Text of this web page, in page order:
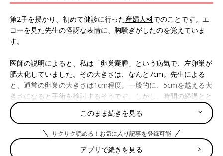
第2子を授かり、初めて健診に行った産婦人科でのことです。エ
コーを見た先生の怪訝な表情に、胸騒ぎがしたのを覚えていま
す。
医師の説明によると、私は「卵巣嚢腫」という病気で、左卵巣が
肥大化していました。その大きさは、なんと7cm。先生による
と、通常の卵巣の大きさは1cm程度。一般的に、5cmを越える大
きさになると手術を検討するそうです。しかし、時間の経過とと
もに小さくなる可能性もあるというので、次の健診まで経過観察
することになりました。
予想もしていなかった告知に不安がいっぱいで、私は我慢できず
にネットで調べてみました。卵巣嚢腫の中身は良性であることが
このまま続きを見る
サクサク読める！お気に入り記事を登録可能
アプリで続きを見る